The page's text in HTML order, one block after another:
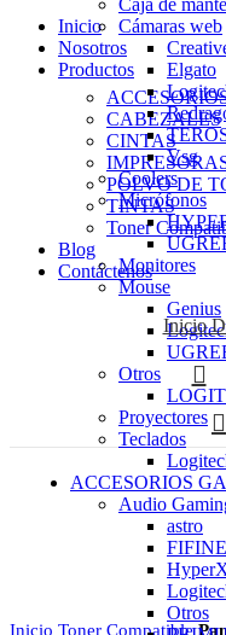
Caja de
Cámaras web
Elgato
Vsg
Coolers
Micrófonos
Monitores
Mouse
Genius
Otros
Proyectores
Teclados
ACCESORIOS
Audio
astro
FIFINE
Otros
Inicio
Nosotros
Productos
CABEZALES
CINTAS
POLVO DE
TINTAS
Toner
Blog
Contáctenos
Inicio
Haga Click para agrandar
Inicio Toner Compatible